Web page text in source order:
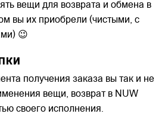
вещи для возврата и обмена в
вы их приобрели (чистыми, с
😉
получения заказа вы так и не
вещи, возврат в NUW
своего исполнения.